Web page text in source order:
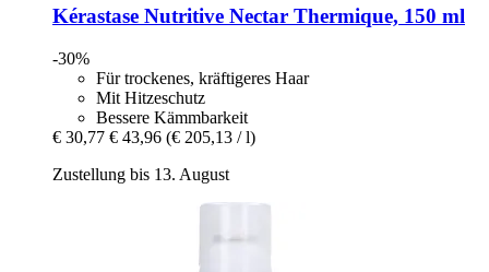
Kérastase Nutritive Nectar Thermique, 150 ml
-30%
Für trockenes, kräftigeres Haar
Mit Hitzeschutz
Bessere Kämmbarkeit
€ 30,77 € 43,96 (€ 205,13 / l)
Zustellung bis 13. August